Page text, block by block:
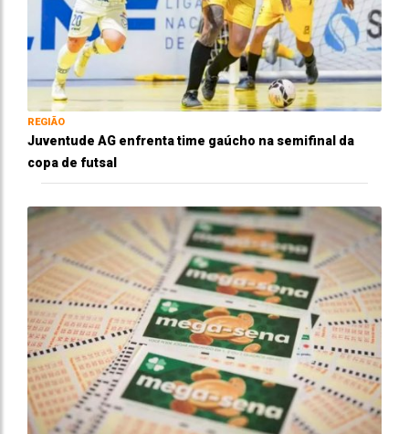
REGIÃO
Juventude AG enfrenta time gaúcho na semifinal da
copa de futsal